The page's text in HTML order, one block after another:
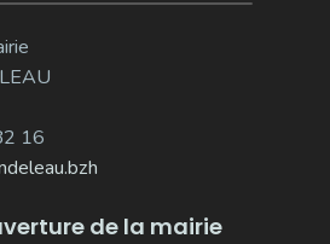
16
de la mairie